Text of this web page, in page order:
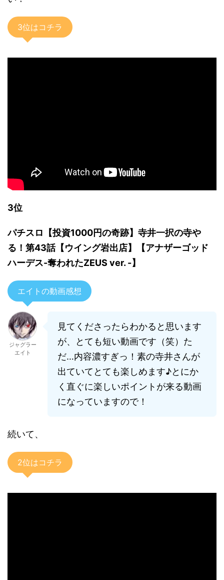
3位はコチラ
3位
パチスロ【投資1000円の奇跡】寺井一択の寺や
る！第43話【ウイング岩出店】【アナザーゴッド
ハーデス-奪われたZEUS ver. -】
エイトの動画感想
ジャグラー
エイト
見てくださったらわかると思います
が、とても短い動画です（笑） た
だ…内容濃すぎっ！素の寺井さんが
出ていてとても楽しめます♪とにか
く直ぐに楽しいポイントが来る動画
になっていますので！
続いて、
2位はコチラ